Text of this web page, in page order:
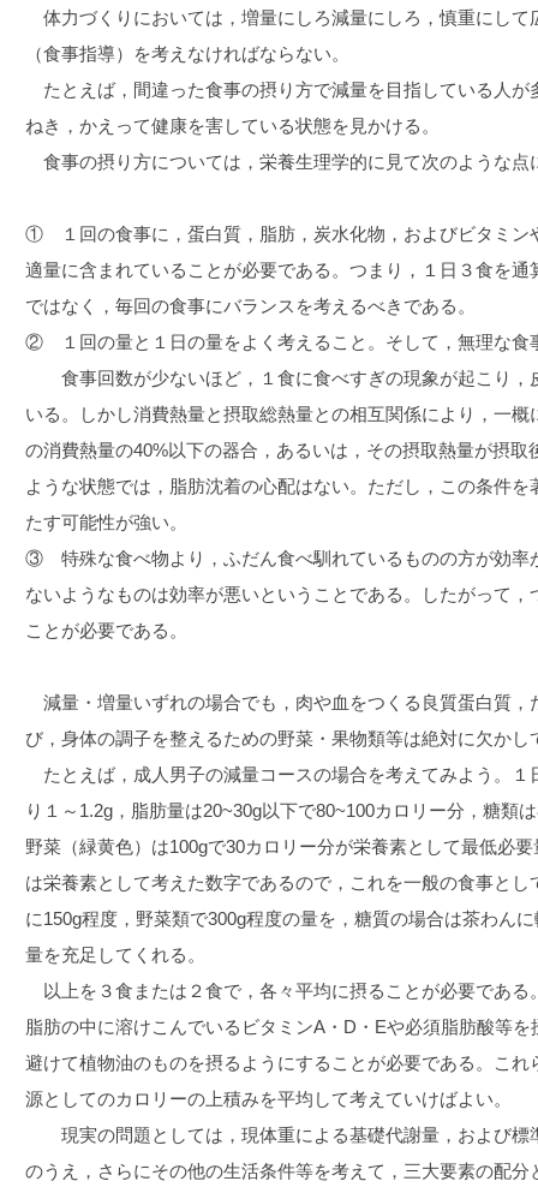
体力づくりにおいては，増量にしろ減量にしろ，慎重にして
（食事指導）を考えなければならない。
たとえば，間違った食事の摂り方で減量を目指している人が
ねき，かえって健康を害している状態を見かける。
食事の摂り方については，栄養生理学的に見て次のような点
① １回の食事に，蛋白質，脂肪，炭水化物，およびビタミン
適量に含まれていることが必要である。つまり，１日３食を
ではなく，毎回の食事にバランスを考えるべきである。
② １回の量と１日の量をよく考えること。そして，無理な食
食事回数が少ないほど，１食に食べすぎの現象が起こり，
いる。しかし消費熱量と摂取総熱量との相互関係により，一
の消費熱量の40%以下の器合，あるいは，その摂取熱量が摂
ような状態では，脂肪沈着の心配はない。ただし，この条件
たす可能性が強い。
③ 特殊な食べ物より，ふだん食べ馴れているものの方が効率
ないようなものは効率が悪いということである。したがって
ことが必要である。
減量・増量いずれの場合でも，肉や血をつくる良質蛋白質，
び，身体の調子を整えるための野菜・果物類等は絶対に欠かし
たとえば，成人男子の減量コースの場合を考えてみよう。１
り１～1.2g，脂肪量は20~30g以下で80~100カロリー分，糖類
野菜（緑黄色）は100gで30カロリー分が栄養素として最低必
は栄養素として考えた数字であるので，これを一般の食事と
に150g程度，野菜類で300g程度の量を，糖質の場合は茶わん
量を充足してくれる。
以上を３食または２食で，各々平均に摂ることが必要である
脂肪の中に溶けこんでいるビタミンA・D・Eや必須脂肪酸等
避けて植物油のものを摂るようにすることが必要である。こ
源としてのカロリーの上積みを平均して考えていけばよい。
現実の問題としては，現体重による基礎代謝量，および標
のうえ，さらにその他の生活条件等を考えて，三大要素の配